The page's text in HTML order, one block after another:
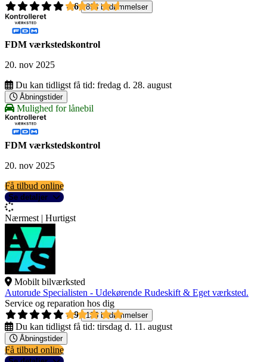
4,6
894 bedømmelser
FDM værkstedskontrol
20. nov 2025
Du kan tidligst få tid: fredag d. 28. august
Åbningstider
Mulighed for lånebil
FDM værkstedskontrol
20. nov 2025
Få tilbud online
Se detaljer
Nærmest | Hurtigst
Mobilt bilværksted
Autorude Specialisten - Udekørende Rudeskift & Eget værksted.
Service og reparation hos dig
4,9
135 bedømmelser
Du kan tidligst få tid: tirsdag d. 11. august
Åbningstider
Få tilbud online